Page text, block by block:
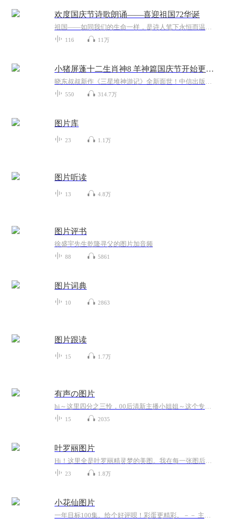
欢度国庆节诗歌朗诵——喜迎祖国72华诞
祖国——如同我们的生命一样，是诗人笔下永恒而温暖的主题。在祖国72周年华诞来临之际，特创建这个诗歌朗诵专辑，诵读经典爱国篇章，和大家一起歌颂祖国，向国庆的献礼！祝愿伟大的祖国繁荣富强，祝愿大家国庆节快乐，度过平安快乐的黄金周假期！
116 11万
小猪屏蓬十二生肖神8 羊神篇国庆节开始更新啦！
晓东叔叔新作《三星堆神游记》全新面世！中信出版社出版！京东当当淘宝均有售！点蓝色字收听——《小猪屏蓬爆笑日记2024》《小猪屏蓬爆笑日记2》《小猪屏蓬爆笑日记1》让你笑得喘不上气！《我进故宫当富翁——小猪屏蓬故宫财商笔记》教你成为大富翁！《小...
550 314.7万
图片库
23 1.1万
图片听读
13 4.8万
图片评书
徐盛宇先生乾隆寻父的图片加音频
88 5861
图片词典
10 2863
图片跟读
15 1.7万
有声の图片
hi～这里四分之三怜，00后清新主播小姐姐～这个专辑是由四分之三怜与微笑小熊工作室合作出版，由于都是千怜的工作室，所以质量保障十分，如果您恶意差评，说明您眼睛要么是x了，要么就是您道德有问题～好啦，也当作是千怜500粉丝的福利专辑叭别对我说我喜欢你你廉价的喜欢抵不上夏天的一根雪糕
15 2035
叶罗丽图片
Hi！这里全是叶罗丽精灵梦的美图。我在每一张图后面都给大家留了点时间让大家把喜欢的图保存下来。如果你觉得这个图不太清晰，你可以私信找我要原图哦！
23 1.8万
小花仙图片
一年目标100集。给个好评呗！彩蛋更精彩。－－ 主播 贝瑞吖也叫逆光小爱